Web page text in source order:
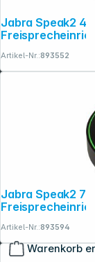
Warenkorb
Jabra Speak2 40
Artikel-Nr.:893552
Jabra Speak2 75
Artikel-Nr.:893594